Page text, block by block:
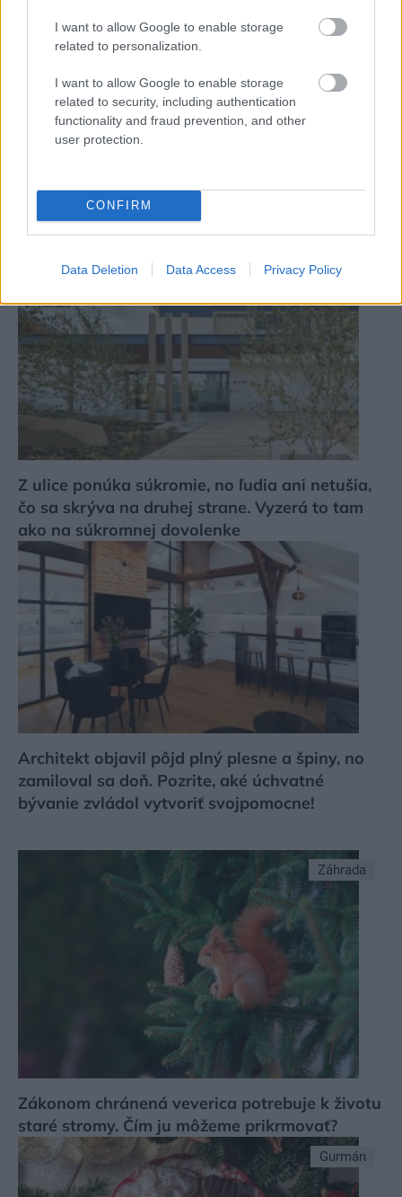
I want to allow Google to enable storage
related to personalization.
I want to allow Google to enable storage
related to security, including authentication
functionality and fraud prevention, and other
user protection.
CONFIRM
Data Deletion Data Access Privacy Policy
a vrelosť. V sympatickom dome vytvorili
architekti perfektný domov pre mladých
Z ulice ponúka súkromie, no ľudia ani netušia,
čo sa skrýva na druhej strane. Vyzerá to tam
ako na súkromnej dovolenke
Architekt objavil pôjd plný plesne a špiny, no
zamiloval sa doň. Pozrite, aké úchvatné
bývanie zvládol vytvoriť svojpomocne!
Záhrada
Zákonom chránená veverica potrebuje k životu
staré stromy. Čím ju môžeme prikrmovať?
Gurmán